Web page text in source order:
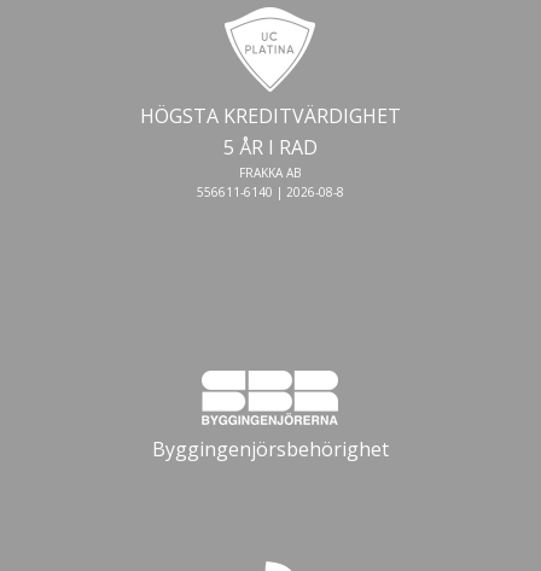
HÖGSTA KREDITVÄRDIGHET
5 ÅR I RAD
FRAKKA AB
556611-6140 | 2026-08-8
Byggingenjörsbehörighet